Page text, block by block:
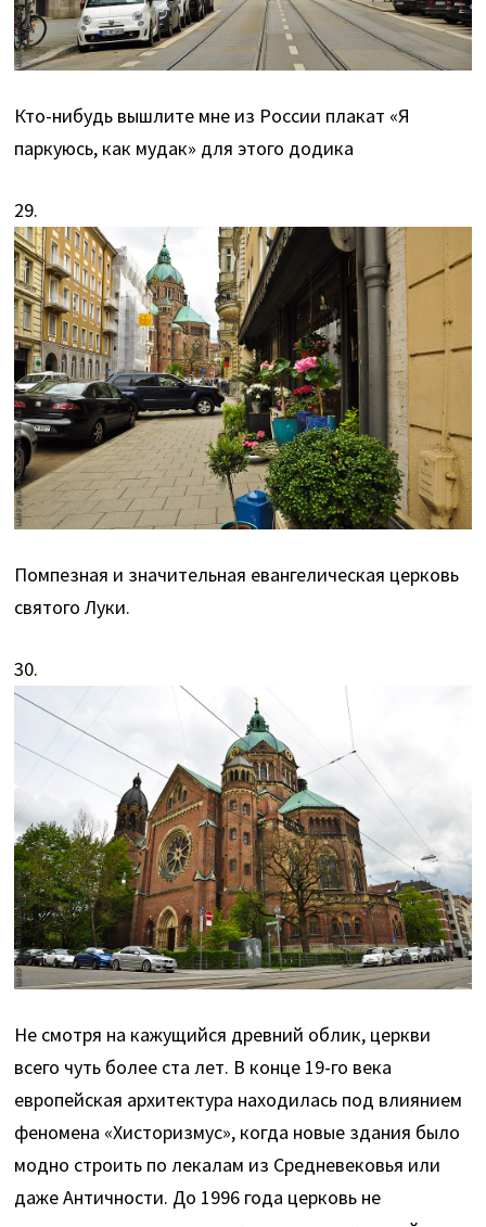
Кто-нибудь вышлите мне из России плакат «Я
паркуюсь, как мудак» для этого додика
29.
Помпезная и значительная евангелическая церковь
святого Луки.
30.
Не смотря на кажущийся древний облик, церкви
всего чуть более ста лет. В конце 19-го века
европейская архитектура находилась под влиянием
феномена «Хисторизмус», когда новые здания было
модно строить по лекалам из Средневековья или
даже Античности. До 1996 года церковь не